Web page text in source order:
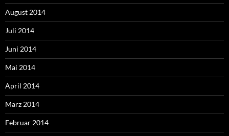
August 2014
Juli 2014
Juni 2014
Mai 2014
April 2014
März 2014
Februar 2014